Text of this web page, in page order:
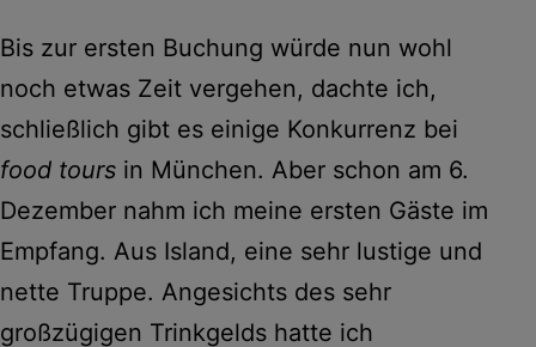
Bis zur ersten Buchung würde nun wohl
noch etwas Zeit vergehen, dachte ich,
schließlich gibt es einige Konkurrenz bei
food tours in München. Aber schon am 6.
Dezember nahm ich meine ersten Gäste im
Empfang. Aus Island, eine sehr lustige und
nette Truppe. Angesichts des sehr
großzügigen Trinkgelds hatte ich